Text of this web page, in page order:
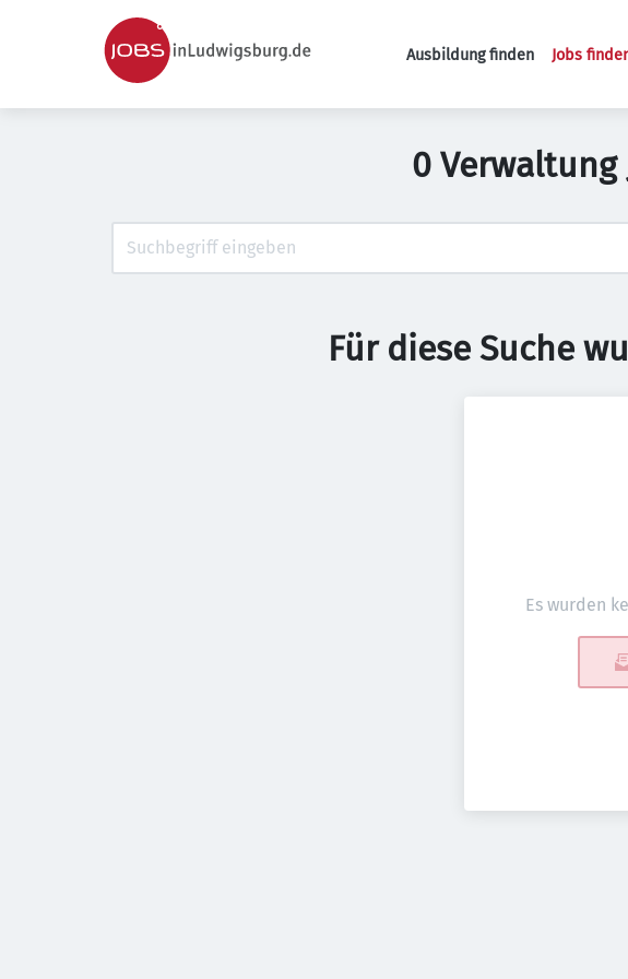
Ausbildung finden Jobs
0
Für diese Suche
Es wurden